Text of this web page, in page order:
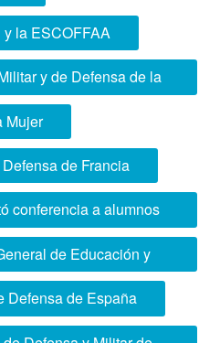
la ESCOFFAA
y de Defensa de la
Argentina
Mujer
de Francia
conferencia a alumnos
de Educación y
de Defensa
Defensa de España